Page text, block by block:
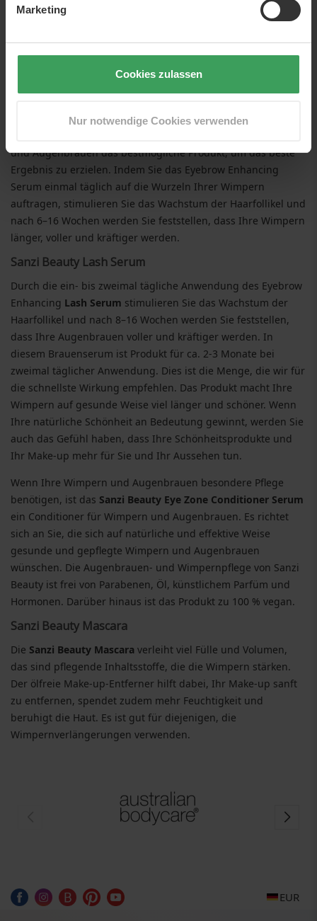
Marketing
Cookies zulassen
Nur notwendige Cookies verwenden
die in Dänemark konzipiert und hergestellt wurden.
Sanzi Beauty Eyelash Serum
Sanzi Beauty Eyelash Growth Serum
aktiven und komplexen Inhaltsstoffen der speziell
und Augenbrauen das bestmögliche Produkt, um das beste
Ergebnis zu erzielen. Indem Sie das Eyebrow Enhancing
Serum einmal täglich auf die Wurzeln Ihrer Wimpern
auftragen, stimulieren Sie das Wachstum der Haarfollikel und
nach 6–16 Wochen werden Sie feststellen, dass Ihre Wimpern
länger, voller und kräftiger werden.
Sanzi Beauty Lash Serum
Durch die ein- bis zweimal tägliche Anwendung des Eyebrow
Enhancing Lash Serum stimulieren Sie das Wachstum der
Haarfollikel und nach 8–16 Wochen werden Sie feststellen,
dass Ihre Augenbrauen voller und kräftiger werden. In
diesem Brauenserum ist Produkt für ca. 2-3 Monate bei
zweimal täglicher Anwendung. Dies ist die Menge, die wir für
die schnellste Wirkung empfehlen. Das Produkt macht Ihre
Wimpern auf gesunde Weise viel länger und schöner. Wenn
Ihre natürliche Schönheit an Bedeutung gewinnt, werden Sie
auch das Gefühl haben, dass Ihre Schönheitsprodukte und
Ihr Make-up mehr für Sie und Ihr Aussehen tun.
Wenn Ihre Wimpern und Augenbrauen besondere Pflege
benötigen, ist das Sanzi Beauty Eye Zone Conditioner Serum
ein Conditioner für Wimpern und Augenbrauen. Es richtet
sich an Sie, die sich auf natürliche und effektive Weise
gesunde und gepflegte Wimpern und Augenbrauen
wünschen. Die Augenbrauen- und Wimpernpflege von Sanzi
Beauty ist frei von Parabenen, Öl, künstlichem Parfüm und
Hormonen. Darüber hinaus ist das Produkt zu 100 % vegan.
Sanzi Beauty Mascara
Die Sanzi Beauty Mascara verleiht viel Fülle und Volumen,
das sind pflegende Inhaltsstoffe, die die Wimpern stärken.
Der ölfreie Make-up-Entferner hilft dabei, Ihr Make-up sanft
zu entfernen, spendet zudem mehr Feuchtigkeit und
beruhigt die Haut. Es ist gut für diejenigen, die
Wimpernverlängerungen verwenden.
EUR